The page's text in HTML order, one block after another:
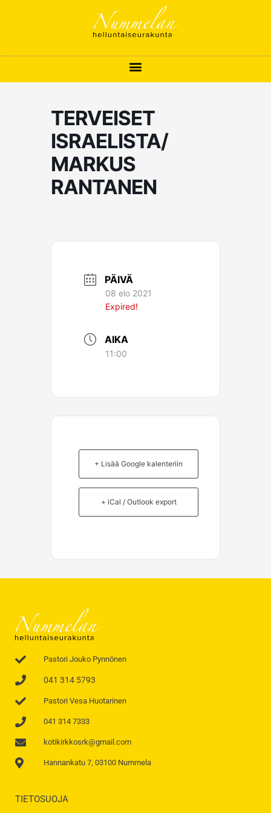
TERVEISET
ISRAELISTA/
MARKUS
RANTANEN
PÄIVÄ
08 elo 2021
Expired!
AIKA
11:00
+ Lisää Google kalenteriin
+ iCal / Outlook export
Pastori Jouko Pynnönen
041 314 5793
Pastori Vesa Huotarinen
041 314 7333
kotikirkkosrk@gmail.com
Hannankatu 7, 03100 Nummela
TIETOSUOJA